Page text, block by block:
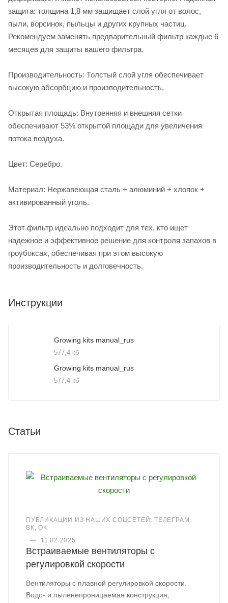
защита: толщина 1,8 мм защищает слой угля от волос,
пыли, ворсинок, пыльцы и других крупных частиц.
Рекомендуем заменять предварительный фильтр каждые 6
месяцев для защиты вашего фильтра.
Производительность: Толстый слой угля обеспечивает
высокую абсорбцию и производительность.
Открытая площадь: Внутренняя и внешняя сетки
обеспечивают 53% открытой площади для увеличения
потока воздуха.
Цвет: Серебро.
Материал: Нержавеющая сталь + алюминий + хлопок +
активированный уголь.
Этот фильтр идеально подходит для тех, кто ищет
надежное и эффективное решение для контроля запахов в
гроубоксах, обеспечивая при этом высокую
производительность и долговечность.
Инструкции
Growing kits manual_rus
577,4 кб
Growing kits manual_rus
577,4 кб
Статьи
ПУБЛИКАЦИИ ИЗ НАШИХ СОЦСЕТЕЙ: ТЕЛЕГРАМ,
ВК, ОК
—
11.02.2025
Встраиваемые вентиляторы с
регулировкой скорости
Вентиляторы с плавной регулировкой скорости.
Водо- и пыленепроницаемая конструкция,